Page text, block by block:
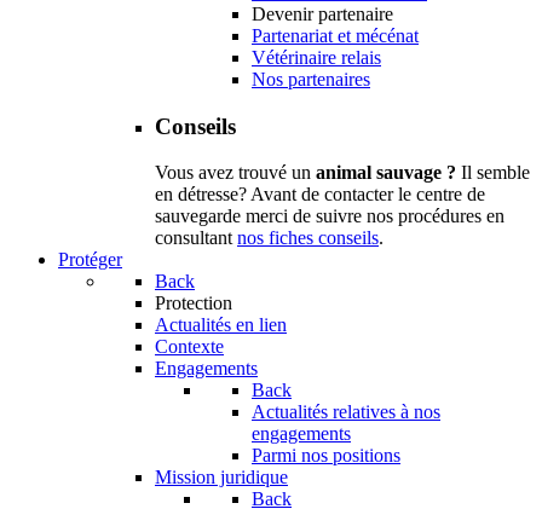
Devenir partenaire
Partenariat et mécénat
Vétérinaire relais
Nos partenaires
Conseils
Vous avez trouvé un animal sauvage ? Il semble
en détresse? Avant de contacter le centre de
sauvegarde merci de suivre nos procédures en
consultantnos fiches conseils.
Protéger
Back
Protection
Actualités en lien
Contexte
Engagements
Back
Actualités relatives à nos
engagements
Parmi nos positions
Mission juridique
Back